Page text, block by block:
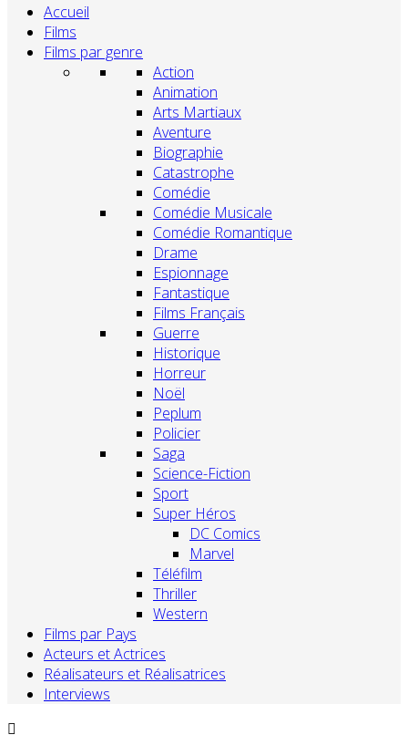
Accueil
Films
Films par genre
Action
Animation
Arts Martiaux
Aventure
Biographie
Catastrophe
Comédie
Comédie Musicale
Comédie Romantique
Drame
Espionnage
Fantastique
Films Français
Guerre
Historique
Horreur
Noël
Peplum
Policier
Saga
Science-Fiction
Sport
Super Héros
DC Comics
Marvel
Téléfilm
Thriller
Western
Films par Pays
Acteurs et Actrices
Réalisateurs et Réalisatrices
Interviews